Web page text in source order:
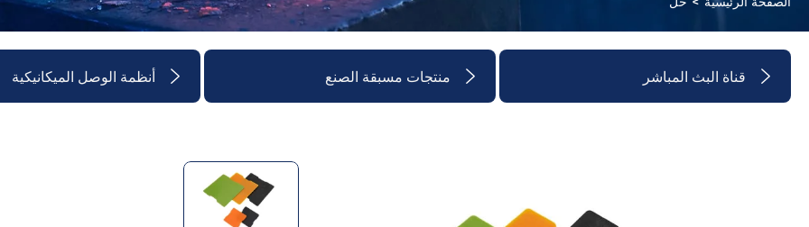
قناة البث المباشر منتجات مسبقة الصنع أنظمة الوصل الميكانيكية